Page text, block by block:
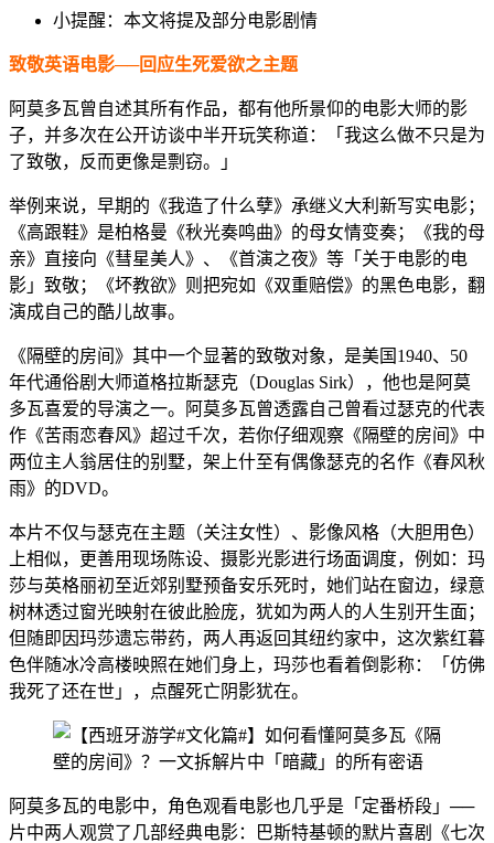
小提醒：本文将提及部分电影剧情
致敬英语电影──回应生死爱欲之主题
阿莫多瓦曾自述其所有作品，都有他所景仰的电影大师的影
子，并多次在公开访谈中半开玩笑称道：「我这么做不只是为
了致敬，反而更像是剽窃。」
举例来说，早期的《我造了什么孽》承继义大利新写实电影；
《高跟鞋》是柏格曼《秋光奏鸣曲》的母女情变奏；《我的母
亲》直接向《彗星美人》、《首演之夜》等「关于电影的电
影」致敬；《坏教欲》则把宛如《双重赔偿》的黑色电影，翻
演成自己的酷儿故事。
《隔壁的房间》其中一个显著的致敬对象，是美国1940、50
年代通俗剧大师道格拉斯瑟克（Douglas Sirk），他也是阿莫
多瓦喜爱的导演之一。阿莫多瓦曾透露自己曾看过瑟克的代表
作《苦雨恋春风》超过千次，若你仔细观察《隔壁的房间》中
两位主人翁居住的别墅，架上什至有偶像瑟克的名作《春风秋
雨》的DVD。
本片不仅与瑟克在主题（关注女性）、影像风格（大胆用色）
上相似，更善用现场陈设、摄影光影进行场面调度，例如：玛
莎与英格丽初至近郊别墅预备安乐死时，她们站在窗边，绿意
树林透过窗光映射在彼此脸庞，犹如为两人的人生别开生面；
但随即因玛莎遗忘带药，两人再返回其纽约家中，这次紫红暮
色伴随冰冷高楼映照在她们身上，玛莎也看着倒影称：「仿佛
我死了还在世」，点醒死亡阴影犹在。
阿莫多瓦的电影中，角色观看电影也几乎是「定番桥段」──
片中两人观赏了几部经典电影：巴斯特基顿的默片喜剧《七次